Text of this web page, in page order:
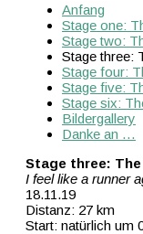
Anfang
Stage one:
Stage two:
Stage three:
Stage four:
Stage five:
Stage six:
Bildergallery
Danke an …
Stage three:
I feel like a runner
18.11.19
Distanz: 27 km
Start: natürlich um